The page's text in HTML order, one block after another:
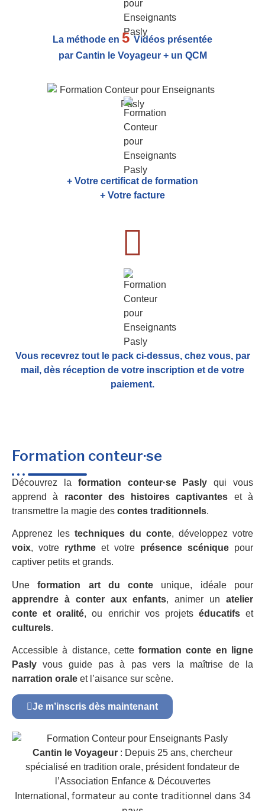
La méthode en 5Vidéos présentée
par Cantin le Voyageur + un QCM
+ Votre certificat de formation
+ Votre facture
Vous recevrez tout le pack ci-dessus, chez vous, par
mail, dès réception de votre inscription et de votre
paiement.
Formation conteur·se
Découvrez la formation conteur·se Pasly qui vous
apprend à raconter des histoires captivantes et à
transmettre la magie des contes traditionnels.
Apprenez les techniques du conte, développez votre
voix, votre rythme et votre présence scénique pour
captiver petits et grands.
Uneformation art du conte unique, idéale pour
apprendre à conter aux enfants, animer unatelier
conte et oralité, ou enrichir vos projets éducatifset
culturels.
Accessible à distance, cetteformation conte en ligne
Pasly vous guide pas à pas vers la maîtrise de la
narration orale et l’aisance sur scène.
Je m’inscris dès maintenant
Cantin le Voyageur : Depuis 25 ans, chercheur
spécialisé en tradition orale, président fondateur de
l’Association Enfance & Découvertes
International, formateur au conte traditionnel dans 34